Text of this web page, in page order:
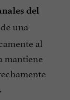
del
una
al
mantiene